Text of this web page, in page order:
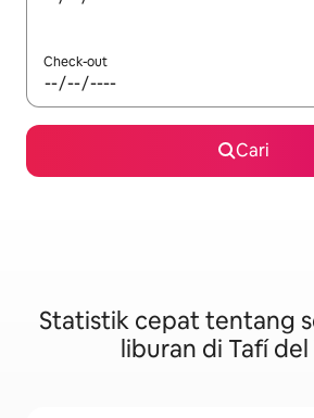
Check-out
Cari
Statistik cepat tentang
liburan di Tafí del